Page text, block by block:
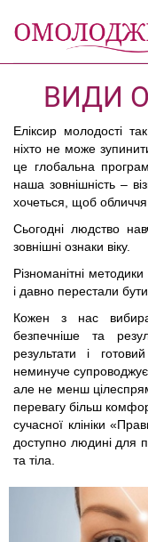
ВИДИ
Еліксир молодості
ніхто не може
це глобальна
наша зовнішність –
хочеться, щоб обличчя
Сьогодні людство
зовнішні ознаки віку.
Різноманітні
і давно перестали
Кожен з нас
безпечніше та
результати і
неминуче супроводжує
але не менш
перевагу більш
сучасної клініки
доступно людині для
та тіла.